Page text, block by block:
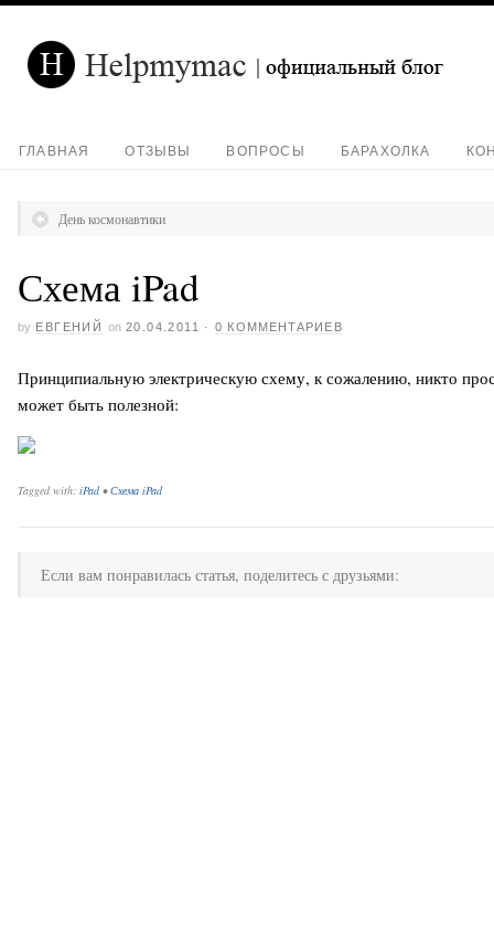
ГЛАВНАЯ ОТЗЫВЫ ВОПРОСЫ БАРАХОЛКА
День космонавтики
Схема iPad
by ЕВГЕНИЙ on 20.04.2011 ·0 КОММЕНТАРИЕВ
Принципиальную электрическую схему, к сожалению, никто
может быть полезной:
Tagged with: iPad•Схема iPad
Если вам понравилась статья, поделитесь с друзьями: